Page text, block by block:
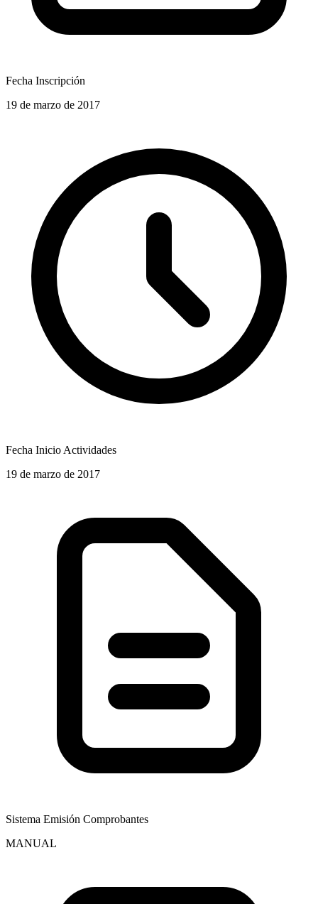
Fecha Inscripción
19 de marzo de 2017
Fecha Inicio Actividades
19 de marzo de 2017
Sistema Emisión Comprobantes
MANUAL